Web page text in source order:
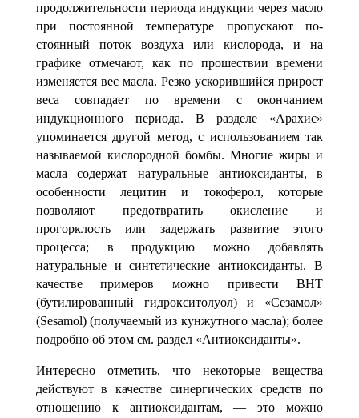
продолжитель­ности периода индукции через масло
при постоянной температуре пропускают по­
стоянный поток воздуха или кислорода, и на
графике отмечают, как по прошествии времени
изменяется вес масла. Резко ускорившийся прирост
веса совпадает по вре­мени с окончанием
индукционного периода. В разделе «Арахис»
упоминается дру­гой метод, с использованием так
называемой кислородной бомбы. Многие жиры и
масла содержат натуральные антиоксиданты, в
особенности лецитин и токоферол, которые
позволяют предотвратить окисление и
прогорклость или задержать разви­тие этого
процесса; в продукцию можно добавлять
натуральные и синтетические антиоксиданты. В
качестве примеров можно привестиВНТ
(бутилированный гидрокситолуол) и «Сезамол»
(Sesamol) (получаемый из кунжутного масла); более
подробно об этом см. раздел «Антиоксиданты».
Интересно отметить, что некоторые вещества
действуют в качестве синергических средств по
отношению к антиоксидантам, — это можно